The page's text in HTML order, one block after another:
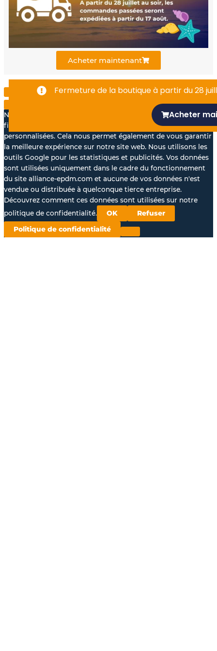
o
o
k
-
b
e
d
i
n
Acheter maintenant
Fermeture de la boutique à partir du 28
Acheter
Nous aimerions avec votre accord, utiliser vos données à des
fins statistiques et pour vous proposer des annonces
personnalisées. Cela nous permet également de vous garantir
la meilleure expérience sur notre site web. Nous utilisons les
outils Google pour les statistiques et publicités. Vos données
sont utilisées uniquement dans le cadre du fonctionnement
du site alliance-epdm.com et aucune de vos données n'est
vendue ou distribuée à quelconque tierce entreprise.
Découvrez comment ces données sont utilisées sur notre
politique de confidentialité.
OK Refuser
Politique de confidentialité